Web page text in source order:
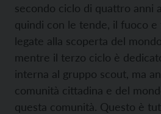
secondo ciclo di quattro anni
quindi con le tende, il fuoco
legate alla scoperta del
mentre il terzo ciclo è
interna al gruppo scout, ma
comunità cittadina e del
questa comunità. Questo è